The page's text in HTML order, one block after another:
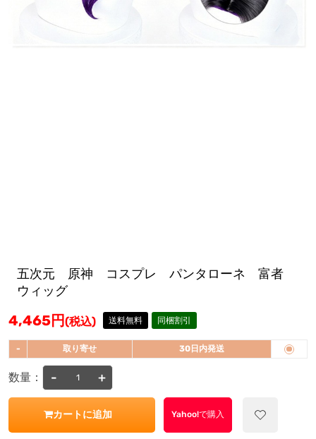
五次元 原神 コスプレ パンタローネ 富者
ウィッグ
4,465円(税込) 送料無料 同梱割引
- 取り寄せ 30日内発送
数量： - +
カートに追加 Yahoo!で購入